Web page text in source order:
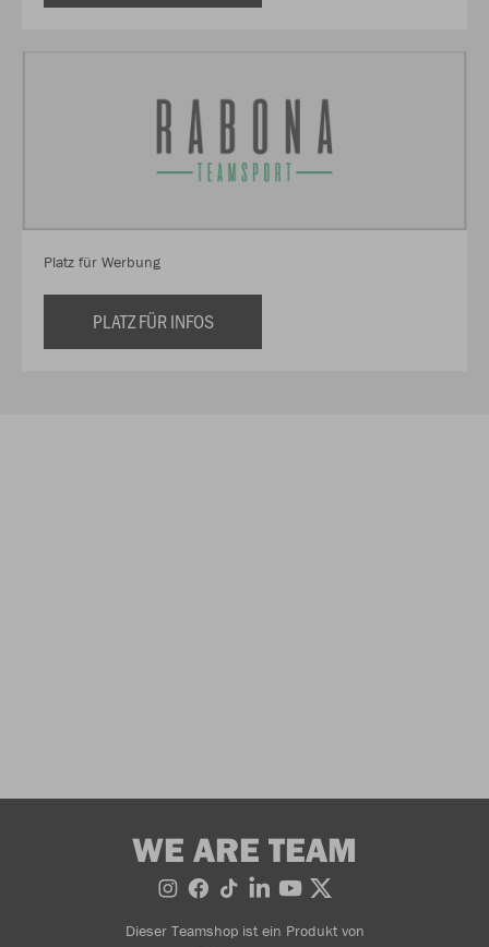
Platz für Werbung
PLATZ FÜR INFOS
WE ARE TEAM
Dieser Teamshop ist ein Produkt von